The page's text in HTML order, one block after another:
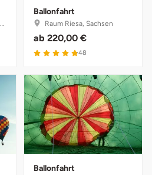
Ballonfahrt
Raum Riesa, Sachsen
ab 220,00 €
48
Ballonfahrt